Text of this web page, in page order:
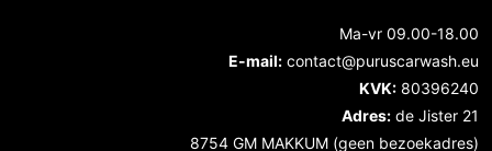
Ma-vr 09.00-18.00
E-mail: contact@puruscarwash.eu
KVK: 80396240
Adres: de Jister 21
8754 GM MAKKUM (geen bezoekadres)